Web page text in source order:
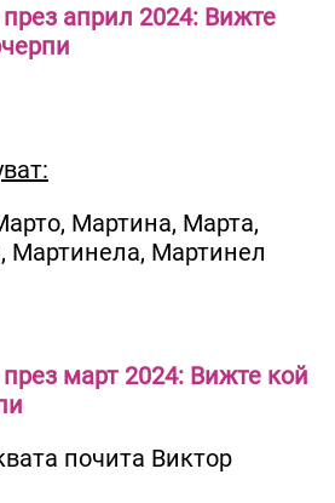
април 2024: Вижте
Мартина, Марта,
Мартинела, Мартинел
март 2024: Вижте кой
почита Виктор